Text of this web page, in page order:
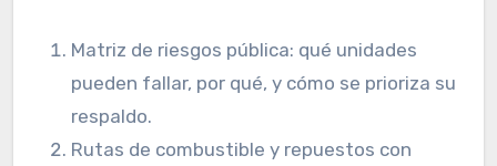
Matriz de riesgos pública: qué unidades
pueden fallar, por qué, y cómo se prioriza su
respaldo.
Rutas de combustible y repuestos con